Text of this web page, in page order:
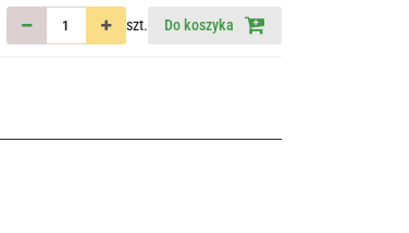
szt. Do koszyka